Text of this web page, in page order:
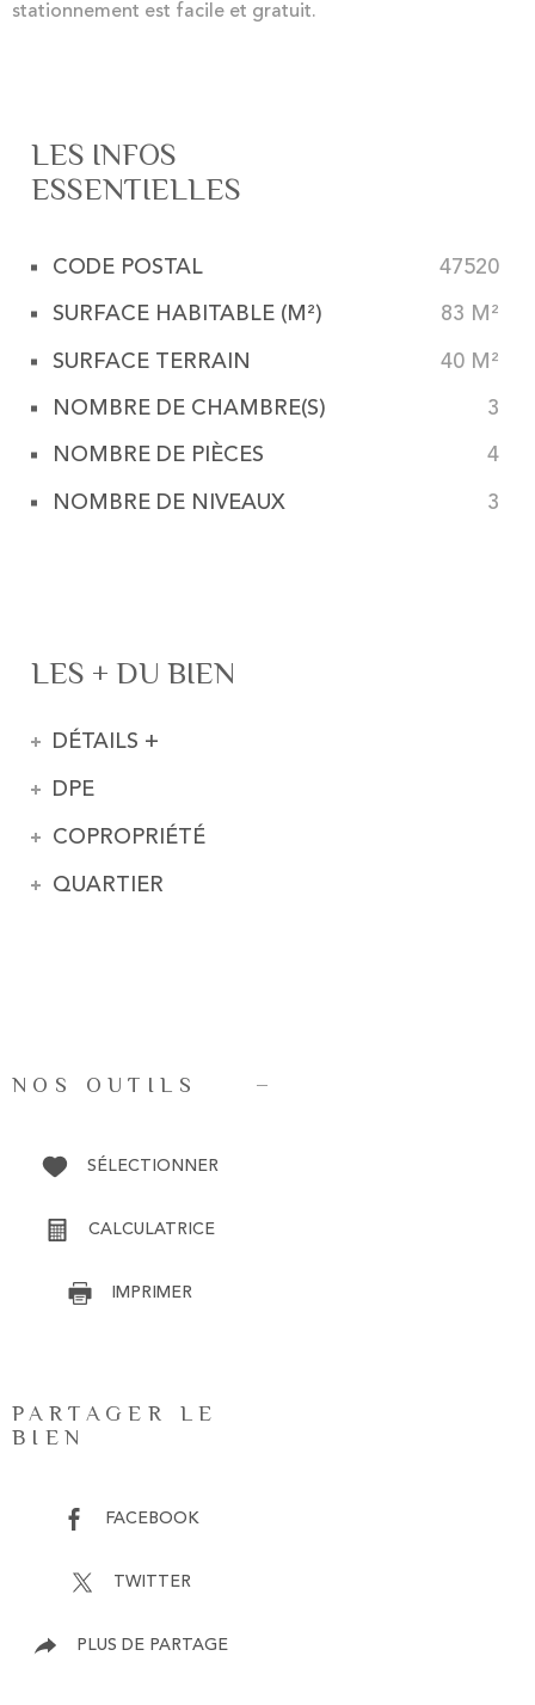
stationnement est facile et gratuit.
LES INFOS
ESSENTIELLES
Caractérisque Valeurs
CODE POSTAL 47520
SURFACE HABITABLE (M²) 83 M²
SURFACE TERRAIN 40 M²
NOMBRE DE CHAMBRE(S) 3
NOMBRE DE PIÈCES 4
NOMBRE DE NIVEAUX 3
LES + DU BIEN
DÉTAILS +
DPE
COPROPRIÉTÉ
QUARTIER
NOS OUTILS
SÉLECTIONNER
CALCULATRICE
IMPRIMER
PARTAGER LE
BIEN
FACEBOOK
TWITTER
PLUS DE PARTAGE